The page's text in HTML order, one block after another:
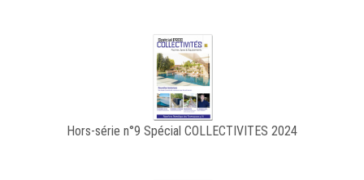
Hors-série n°9 Spécial COLLECTIVITES 2024